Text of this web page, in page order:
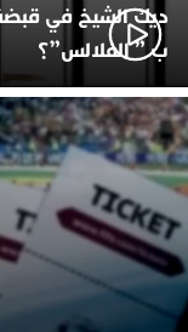
ديك الشيخ في قبضة
ب ” الفلالس”؟